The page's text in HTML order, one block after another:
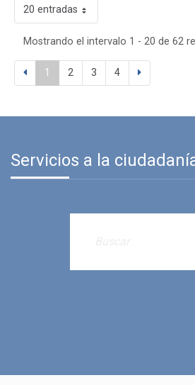
20 entradas
Mostrando el intervalo 1 - 20 de 62
1 2 3 4
Servicios a la